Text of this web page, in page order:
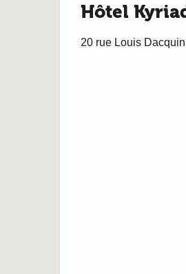
Hôtel
20 rue Louis